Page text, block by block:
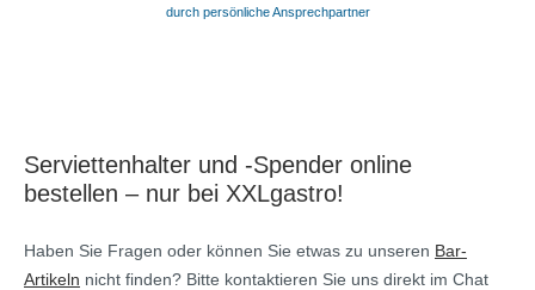
durch persönliche Ansprechpartner
Serviettenhalter und -Spender online
bestellen – nur bei XXLgastro!
Haben Sie Fragen oder können Sie etwas zu unseren Bar-
Artikeln nicht finden? Bitte kontaktieren Sie uns direkt im Chat